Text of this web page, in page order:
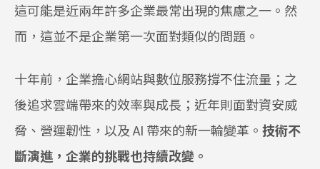
這可能是近兩年許多企業最常出現的焦慮之一。然
而，這並不是企業第一次面對類似的問題。
十年前，企業擔心網站與數位服務撐不住流量；之
後追求雲端帶來的效率與成長；近年則面對資安威
脅、營運韌性，以及 AI 帶來的新一輪變革。 技術不
斷演進，企業的挑戰也持續改變。